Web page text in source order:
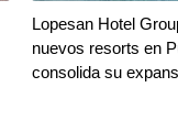
Lopesan Hotel
nuevos resorts en
consolida su